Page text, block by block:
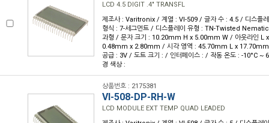
LCD 4.5 DIGIT .4" TRANSFL
제조사 : Varitronix / 계열 : VI-509 / 글자 수 : 4.5 / 디스플
형식 : 7-세그먼트 / 디스플레이 유형 : TN-Twisted
과형 / 문자 크기 : 10.20mm H x 5.00mm W / 아웃라인 L
0.48mm x 2.80mm / 시각 영역 : 45.70mm L x 17.70mm
공급 : 3V / 도트 크기 : / 인터페이스 : / 작동 온도 : -10°C ~
경 색상 :
상품번호 : 2175381
VI-508-DP-RH-W
LCD MODULE EXT TEMP QUAD LEADED